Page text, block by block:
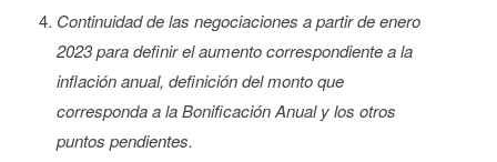
Continuidad de las negociaciones a partir de enero
2023 para definir el aumento correspondiente a la
inflación anual, definición del monto que
corresponda a la Bonificación Anual y los otros
puntos pendientes.